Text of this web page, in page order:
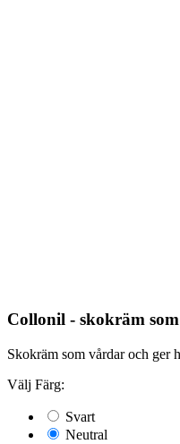
Collonil - skokräm
Skokräm som vårdar och ger
Välj Färg:
Svart
Neutral